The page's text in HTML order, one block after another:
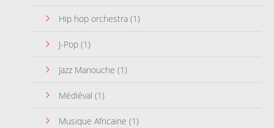
Hip hop orchestra (1)
J-Pop (1)
Jazz Manouche (1)
Médiéval (1)
Musique Africaine (1)